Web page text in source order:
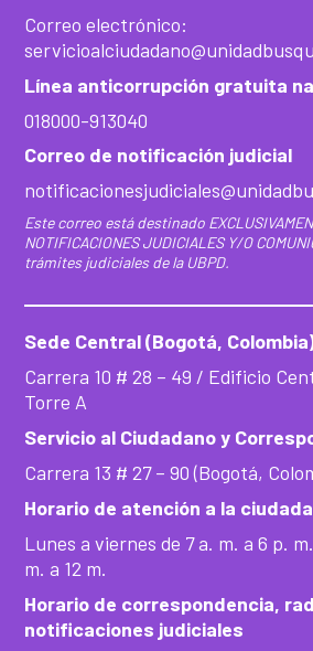
Correo electrónico:
Línea anticorrupción gratuita
018000-913040
Correo de notificación judicial
Este correo está destinado
NOTIFICACIONES JUDICIALES Y/O
trámites judiciales de la UBPD.
Sede Central (Bogotá,
Carrera 10 # 28 – 49 / Edificio
Torre A
Servicio al Ciudadano y
Carrera 13 # 27 – 90 (Bogotá,
Horario de atención a la
Lunes a viernes de 7 a. m. a 6 p.
m. a 12 m.
Horario de correspondencia,
notificaciones judiciales